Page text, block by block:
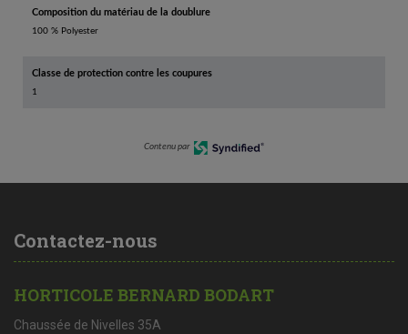
Composition du matériau de la doublure
100 % Polyester
Classe de protection contre les coupures
1
Contenu par
Contactez-nous
HORTICOLE BERNARD BODART
Chaussée de Nivelles 35A